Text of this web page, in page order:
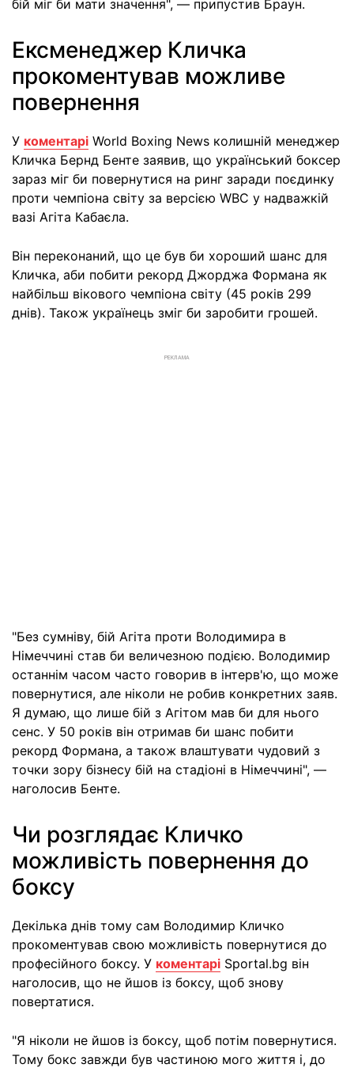
бій міг би мати значення", — припустив Браун.
Ексменеджер Кличка
прокоментував можливе
повернення
У коментарі World Boxing News колишній менеджер
Кличка Бернд Бенте заявив, що український боксер
зараз міг би повернутися на ринг заради поєдинку
проти чемпіона світу за версією WBC у надважкій
вазі Агіта Кабаєла.
Він переконаний, що це був би хороший шанс для
Кличка, аби побити рекорд Джорджа Формана як
найбільш вікового чемпіона світу (45 років 299
днів). Також українець зміг би заробити грошей.
РЕКЛАМА
"Без сумніву, бій Агіта проти Володимира в
Німеччині став би величезною подією. Володимир
останнім часом часто говорив в інтерв'ю, що може
повернутися, але ніколи не робив конкретних заяв.
Я думаю, що лише бій з Агітом мав би для нього
сенс. У 50 років він отримав би шанс побити
рекорд Формана, а також влаштувати чудовий з
точки зору бізнесу бій на стадіоні в Німеччині", —
наголосив Бенте.
Чи розглядає Кличко
можливість повернення до
боксу
Декілька днів тому сам Володимир Кличко
прокоментував свою можливість повернутися до
професійного боксу. У коментарі Sportal.bg він
наголосив, що не йшов із боксу, щоб знову
повертатися.
"Я ніколи не йшов із боксу, щоб потім повернутися.
Тому бокс завжди був частиною мого життя і, до